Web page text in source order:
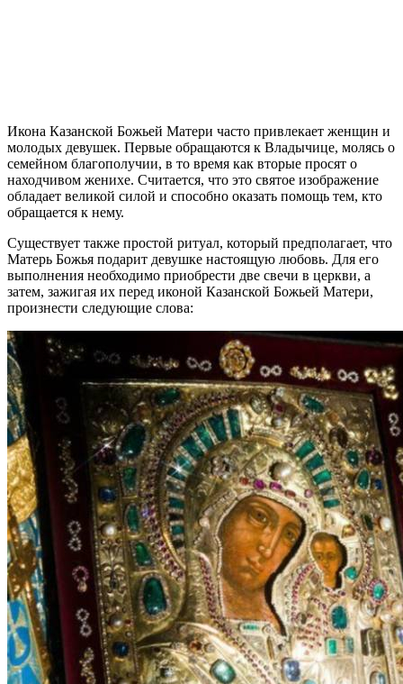
Икона Казанской Божьей Матери часто привлекает женщин и
молодых девушек. Первые обращаются к Владычице, молясь о
семейном благополучии, в то время как вторые просят о
находчивом женихе. Считается, что это святое изображение
обладает великой силой и способно оказать помощь тем, кто
обращается к нему.
Существует также простой ритуал, который предполагает, что
Матерь Божья подарит девушке настоящую любовь. Для его
выполнения необходимо приобрести две свечи в церкви, а
затем, зажигая их перед иконой Казанской Божьей Матери,
произнести следующие слова: